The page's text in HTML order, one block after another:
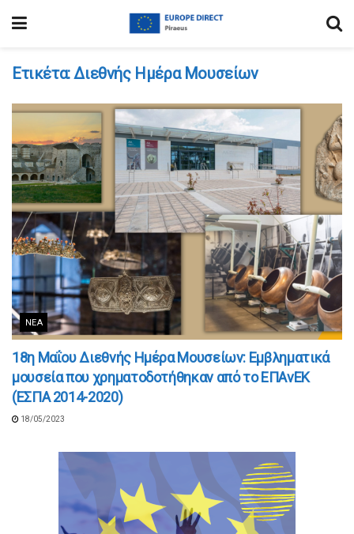
Ετικέτα:Διεθνής Ημέρα Μουσείων
ΝΈΑ
18η Μαΐου Διεθνής Ημέρα Μουσείων: Εμβληματικά
μουσεία που χρηματοδοτήθηκαν από το ΕΠΑνΕΚ
(ΕΣΠΑ 2014-2020)
18/05/2023